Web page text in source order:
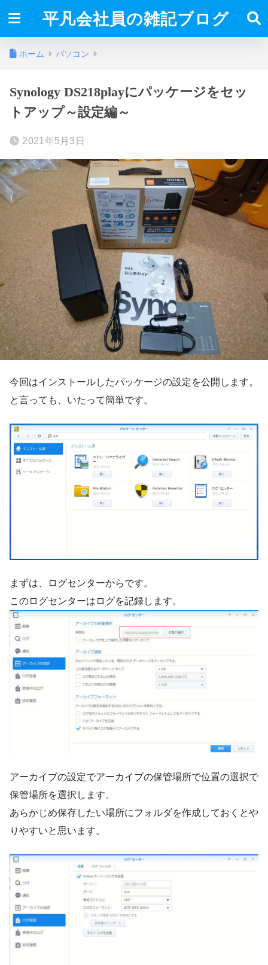
平凡会社員の雑記ブログ
ホーム パソコン
Synology DS218playにパッケージをセッ
トアップ～設定編～
2021年5月3日
今回はインストールしたパッケージの設定を公開します。
と言っても、いたって簡単です。
まずは、ログセンターからです。
このログセンターはログを記録します。
アーカイブの設定でアーカイブの保管場所で位置の選択で
保管場所を選択します。
あらかじめ保存したい場所にフォルダを作成しておくとや
りやすいと思います。